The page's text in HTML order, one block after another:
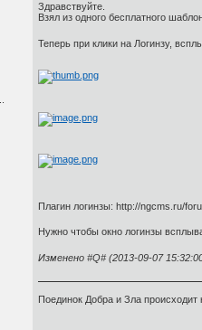
Здравствуйте.
Взял из одного бесплатного
Теперь при клики на Логинзу,
Плагин логинзы: http://ngcms.ru/
Нужно чтобы окно логинзы
Изменено #Q# (2013-09-07
Поединок Добра и Зла